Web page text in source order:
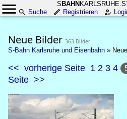
S BAHN
Suche
Registrieren
Neue Bilder 363 Bilder
S-Bahn Karlsruhe und Eisenbahn »
<< vorherige Seite 1 2 3 4
Seite >>